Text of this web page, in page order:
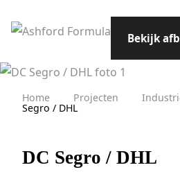
Bekijk
Home Projecten
Segro / DHL
DC Segro / DHL